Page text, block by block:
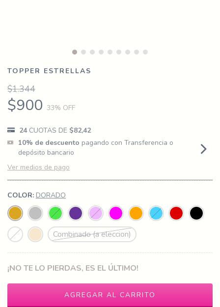
TOPPER ESTRELLAS
$1.344
$900 33% OFF
24 CUOTAS DE $82,42
10% de descuento pagando con Transferencia o
depósito bancario
Ver medios de pago
COLOR: DORADO
Combinado (a eleccion)
¡NO TE LO PIERDAS, ES EL ÚLTIMO!